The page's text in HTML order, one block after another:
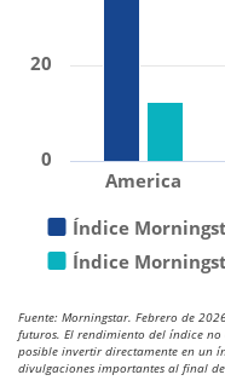
Índice
Índice
America
0
20
Fuente: Morningstar. Febrero de
futuros. El rendimiento del índice
posible invertir directamente en un
divulgaciones importantes al final